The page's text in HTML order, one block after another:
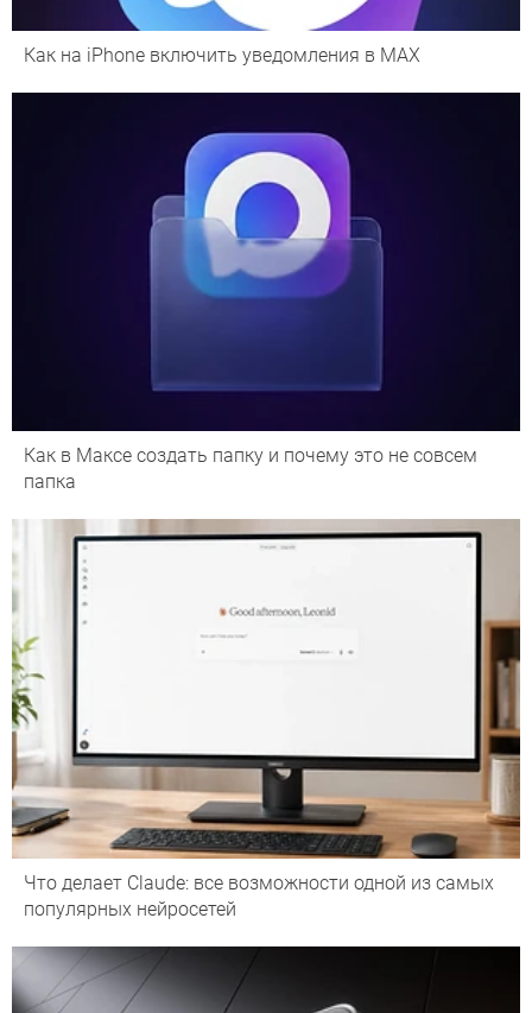
Как на iPhone включить уведомления в MAX
Как в Максе создать папку и почему это не совсем
папка
Что делает Сlaude: все возможности одной из самых
популярных нейросетей